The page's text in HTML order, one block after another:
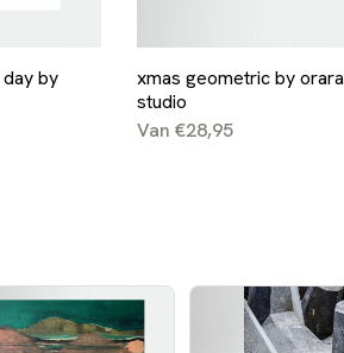
by
xmas geometric by orara
studio
Van €28,95